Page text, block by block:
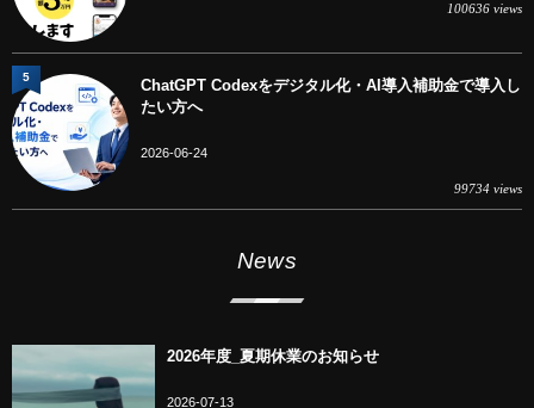
100636 views
ChatGPT Codexをデジタル化・AI導入補助金で導入し
たい方へ
2026-06-24
99734 views
5
News
2026年度_夏期休業のお知らせ
2026-07-13